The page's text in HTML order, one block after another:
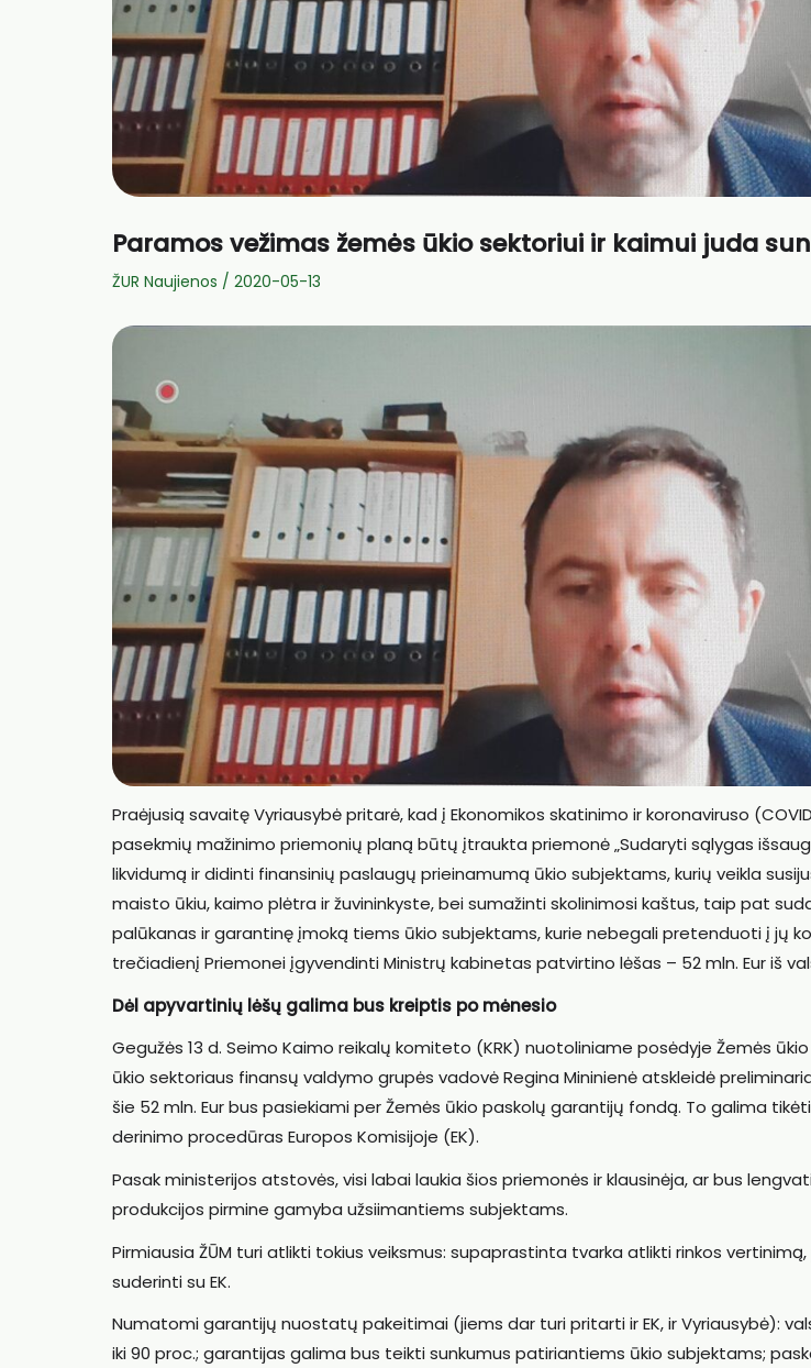
Paramos vežimas žemės ūkio sektoriui ir kaimui juda
ŽUR Naujienos / 2020-05-13
Praėjusią savaitę Vyriausybė pritarė, kad į Ekonomikos skatinimo ir koronaviruso
pasekmių mažinimo priemonių planą būtų įtraukta priemonė „Sudaryti sąlygas
likvidumą ir didinti finansinių paslaugų prieinamumą ūkio subjektams, kurių veikla
maisto ūkiu, kaimo plėtra ir žuvininkyste, bei sumažinti skolinimosi kaštus, taip pat
palūkanas ir garantinę įmoką tiems ūkio subjektams, kurie nebegali pretenduoti į jų
trečiadienį Priemonei įgyvendinti Ministrų kabinetas patvirtino lėšas – 52 mln. Eur iš
Dėl apyvartinių lėšų galima bus kreiptis po mėnesio
Gegužės 13 d. Seimo Kaimo reikalų komiteto (KRK) nuotoliniame posėdyje Žemės
ūkio sektoriaus finansų valdymo grupės vadovė Regina Mininienė atskleidė
šie 52 mln. Eur bus pasiekiami per Žemės ūkio paskolų garantijų fondą. To galima
derinimo procedūras Europos Komisijoje (EK).
Pasak ministerijos atstovės, visi labai laukia šios priemonės ir klausinėja, ar bus
produkcijos pirmine gamyba užsiimantiems subjektams.
Pirmiausia ŽŪM turi atlikti tokius veiksmus: supaprastinta tvarka atlikti rinkos
suderinti su EK.
Numatomi garantijų nuostatų pakeitimai (jiems dar turi pritarti ir EK, ir Vyriausybė):
iki 90 proc.; garantijas galima bus teikti sunkumus patiriantiems ūkio subjektams;